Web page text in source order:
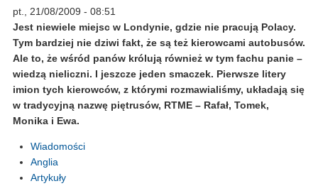
pt., 21/08/2009 - 08:51
Jest niewiele miejsc w Londynie, gdzie nie pracują Polacy.
Tym bardziej nie dziwi fakt, że są też kierowcami autobusów.
Ale to, że wśród panów królują również w tym fachu panie –
wiedzą nieliczni. I jeszcze jeden smaczek. Pierwsze litery
imion tych kierowców, z którymi rozmawialiśmy, układają się
w tradycyjną nazwę piętrusów, RTME – Rafał, Tomek,
Monika i Ewa.
Wiadomości
Anglia
Artykuły